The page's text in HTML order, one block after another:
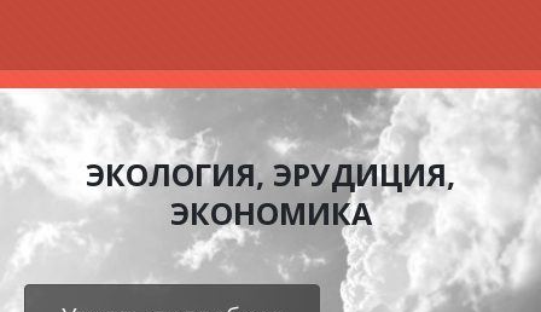
ЭКОЛОГИЯ, ЭРУДИЦИЯ,
ЭКОНОМИКА